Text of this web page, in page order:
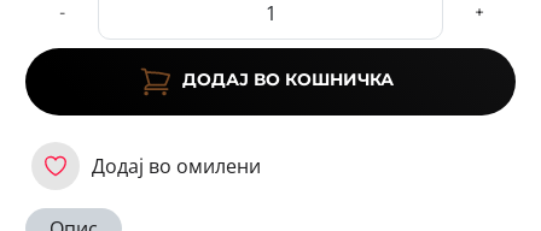
- +
ДОДАЈ ВО КОШНИЧКА
Додај во омилени